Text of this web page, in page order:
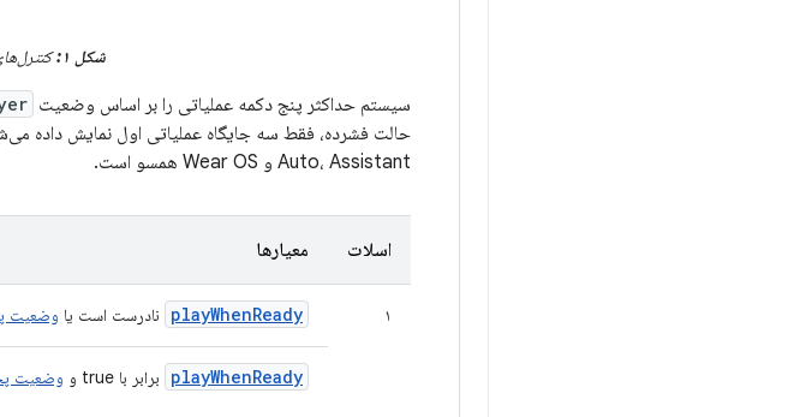
شکل ۱:
سیستم حداکثر پنج دکمه عملیاتی را بر اساس وضعیت
حالت فشرده، فقط سه جایگاه عملیاتی اول نمایش داده
Auto، Assistant و Wear OS همسو است.
اسلات معیارها
۱ playWhenReady نادرست است یا وضعیت
playWhenReady برابر با true و وضعیت